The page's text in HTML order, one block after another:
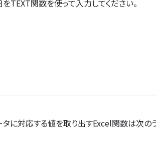
TEXT関数を使って入力してください。
に対応する値を取り出すExcel関数は次の